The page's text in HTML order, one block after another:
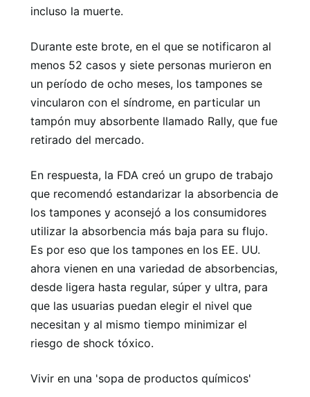
incluso la muerte.
Durante este brote, en el que se notificaron al
menos 52 casos y siete personas murieron en
un período de ocho meses, los tampones se
vincularon con el síndrome, en particular un
tampón muy absorbente llamado Rally, que fue
retirado del mercado.
En respuesta, la FDA creó un grupo de trabajo
que recomendó estandarizar la absorbencia de
los tampones y aconsejó a los consumidores
utilizar la absorbencia más baja para su flujo.
Es por eso que los tampones en los EE. UU.
ahora vienen en una variedad de absorbencias,
desde ligera hasta regular, súper y ultra, para
que las usuarias puedan elegir el nivel que
necesitan y al mismo tiempo minimizar el
riesgo de shock tóxico.
Vivir en una 'sopa de productos químicos'